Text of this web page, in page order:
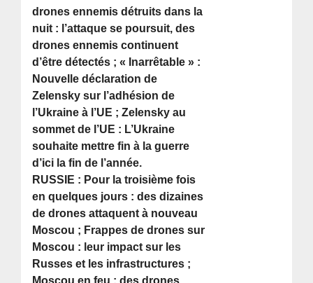
drones ennemis détruits dans la
nuit : l’attaque se poursuit, des
drones ennemis continuent
d’être détectés ; « Inarrêtable » :
Nouvelle déclaration de
Zelensky sur l’adhésion de
l’Ukraine à l’UE ; Zelensky au
sommet de l’UE : L’Ukraine
souhaite mettre fin à la guerre
d’ici la fin de l’année.
RUSSIE : Pour la troisième fois
en quelques jours : des dizaines
de drones attaquent à nouveau
Moscou ; Frappes de drones sur
Moscou : leur impact sur les
Russes et les infrastructures ;